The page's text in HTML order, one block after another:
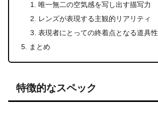
唯一無二の空気感を写し出す描写力
レンズが表現する主観的リアリティ
表現者にとっての終着点となる道具性
まとめ
特徴的なスペック